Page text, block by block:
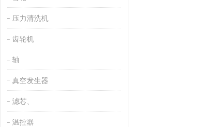
压力清洗机
齿轮机
轴
真空发生器
滤芯、
温控器